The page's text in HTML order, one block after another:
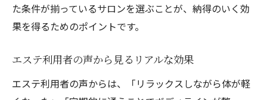
た条件が揃っているサロンを選ぶことが、納得のいく効
果を得るためのポイントです。
エステ利用者の声から見るリアルな効果
エステ利用者の声からは、「リラックスしながら体が軽